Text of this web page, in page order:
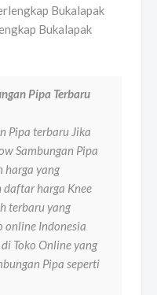
Bukalapak
Pipa Terbaru
Pipa terbaru Jika
Sambungan Pipa
harga yang
harga Knee
terbaru yang
online Indonesia
Toko Online yang
Pipa seperti